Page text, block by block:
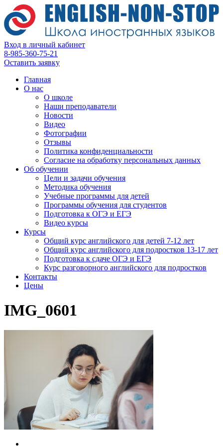
Вход в личный кабинет
8-985-360-75-21
Оставить заявку
Главная
О нас
О школе
Наши преподаватели
Новости
Видео
Фотографии
Отзывы
Политика конфиденциальности
Согласие на обработку персональных данных
Об обучении
Цели и задачи обучения
Методика обучения
Учебные программы для детей
Программы обучения для студентов
Подготовка к ОГЭ и ЕГЭ
Видео курсы
Курсы
Общий курс английского для детей 7-12 лет
Общий курс английского для подростков 13-17 лет
Подготовка к сдаче ОГЭ и ЕГЭ
Курс разговорного английского для подростков
Контакты
Цены
IMG_0601